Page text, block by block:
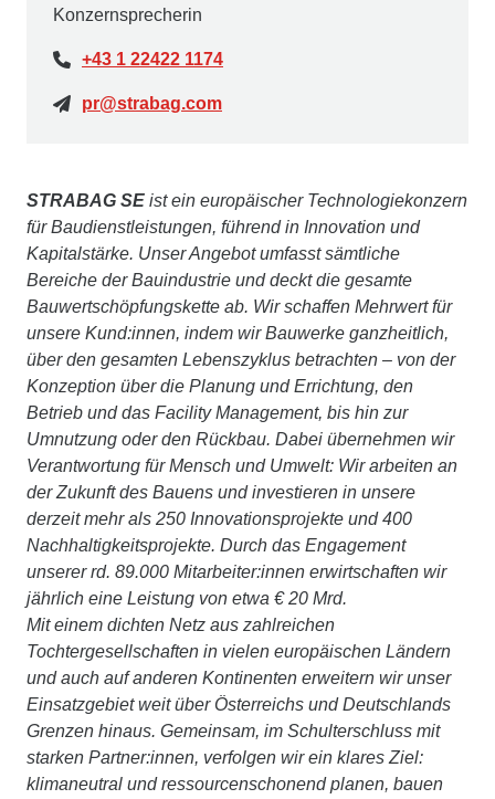
Konzernsprecherin
+43 1 22422 1174
pr@strabag.com
STRABAG SE ist ein europäischer Technologiekonzern
für Baudienstleistungen, führend in Innovation und
Kapitalstärke. Unser Angebot umfasst sämtliche
Bereiche der Bauindustrie und deckt die gesamte
Bauwertschöpfungskette ab. Wir schaffen Mehrwert für
unsere Kund:innen, indem wir Bauwerke ganzheitlich,
über den gesamten Lebenszyklus betrachten – von der
Konzeption über die Planung und Errichtung, den
Betrieb und das Facility Management, bis hin zur
Umnutzung oder den Rückbau. Dabei übernehmen wir
Verantwortung für Mensch und Umwelt: Wir arbeiten an
der Zukunft des Bauens und investieren in unsere
derzeit mehr als 250 Innovationsprojekte und 400
Nachhaltigkeitsprojekte. Durch das Engagement
unserer rd. 89.000 Mitarbeiter:innen erwirtschaften wir
jährlich eine Leistung von etwa € 20 Mrd.
Mit einem dichten Netz aus zahlreichen
Tochtergesellschaften in vielen europäischen Ländern
und auch auf anderen Kontinenten erweitern wir unser
Einsatzgebiet weit über Österreichs und Deutschlands
Grenzen hinaus. Gemeinsam, im Schulterschluss mit
starken Partner:innen, verfolgen wir ein klares Ziel:
klimaneutral und ressourcenschonend planen, bauen